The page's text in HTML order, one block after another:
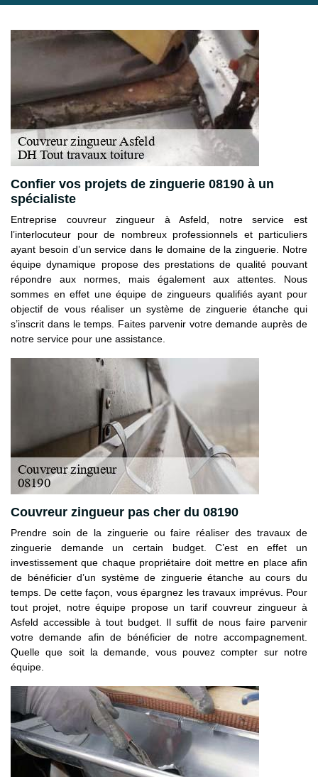
Confier vos projets de zinguerie 08190 à un
spécialiste
Entreprise couvreur zingueur à Asfeld, notre service est
l’interlocuteur pour de nombreux professionnels et particuliers
ayant besoin d’un service dans le domaine de la zinguerie. Notre
équipe dynamique propose des prestations de qualité pouvant
répondre aux normes, mais également aux attentes. Nous
sommes en effet une équipe de zingueurs qualifiés ayant pour
objectif de vous réaliser un système de zinguerie étanche qui
s’inscrit dans le temps. Faites parvenir votre demande auprès de
notre service pour une assistance.
Couvreur zingueur pas cher du 08190
Prendre soin de la zinguerie ou faire réaliser des travaux de
zinguerie demande un certain budget. C’est en effet un
investissement que chaque propriétaire doit mettre en place afin
de bénéficier d’un système de zinguerie étanche au cours du
temps. De cette façon, vous épargnez les travaux imprévus. Pour
tout projet, notre équipe propose un tarif couvreur zingueur à
Asfeld accessible à tout budget. Il suffit de nous faire parvenir
votre demande afin de bénéficier de notre accompagnement.
Quelle que soit la demande, vous pouvez compter sur notre
équipe.